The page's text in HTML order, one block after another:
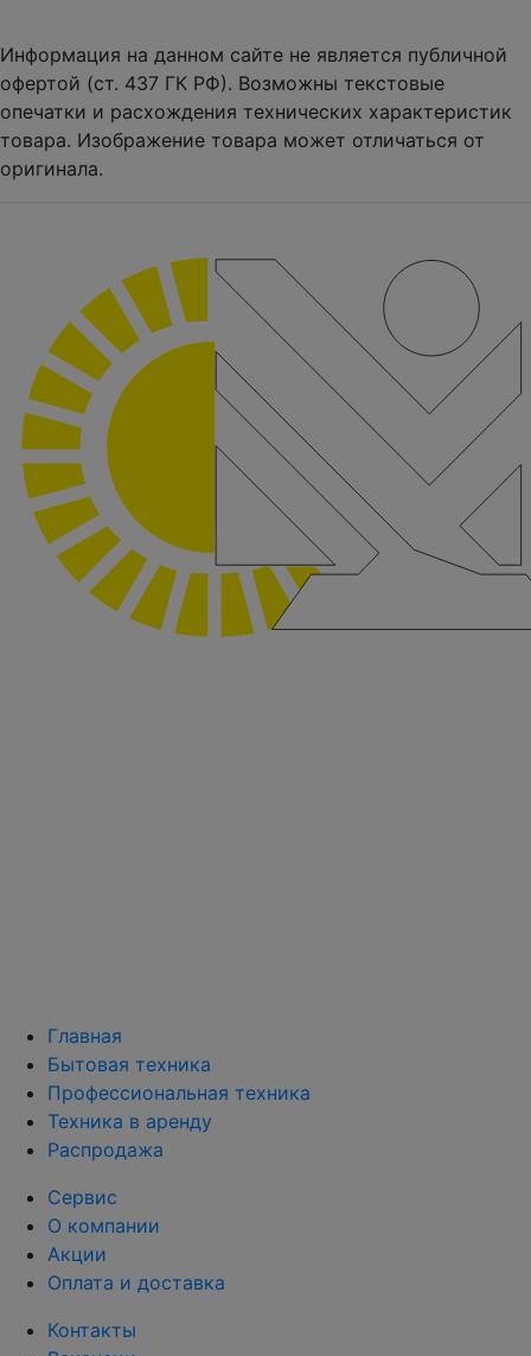
Информация на данном сайте не является публичной
офертой (ст. 437 ГК РФ). Возможны текстовые
опечатки и расхождения технических характеристик
товара. Изображение товара может отличаться от
оригинала.
Главная
Бытовая техника
Профессиональная техника
Техника в аренду
Распродажа
Сервис
О компании
Акции
Оплата и доставка
Контакты